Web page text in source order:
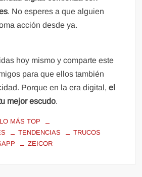
. No esperes a que alguien
acción desde ya.
hoy mismo y comparte este
para que ellos también
Porque en la era digital,el
mejor escudo.
LO MÁS TOP
TENDENCIAS
TRUCOS
ZEICOR